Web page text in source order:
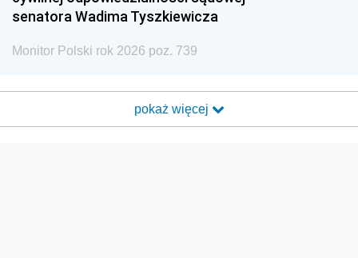
senatora Wadima Tyszkiewicza
Monitor Polski rok 2026 poz. 739
pokaż więcej